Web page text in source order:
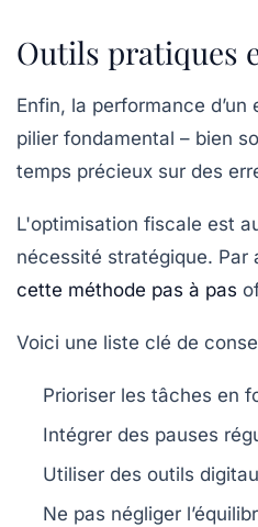
Outils pratiques
Enfin, la performance d’un
pilier fondamental – bien
temps précieux sur des
L'optimisation fiscale est
nécessité stratégique.
cette méthode pas à pas
Voici une liste clé de
Prioriser les tâches en
Intégrer des pauses
Utiliser des outils
Ne pas négliger